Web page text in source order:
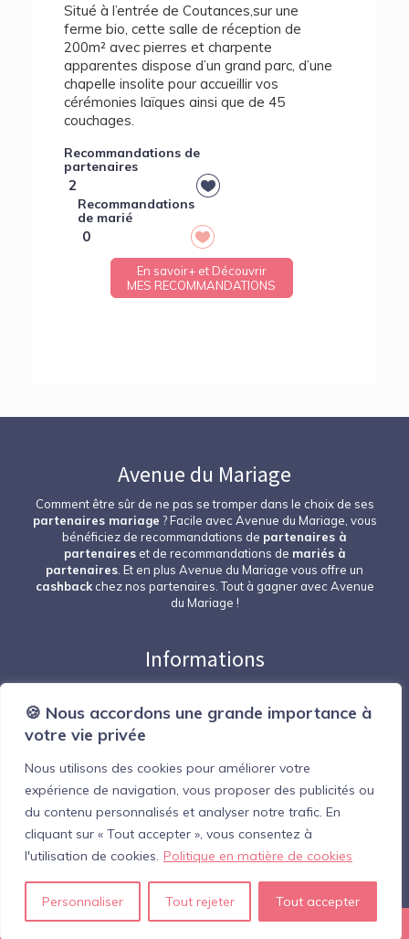
🍪 Nous accordons une grande importance à
votre vie privée
Nous utilisons des cookies pour améliorer votre
expérience de navigation, vous proposer des publicités ou
du contenu personnalisés et analyser notre trafic. En
cliquant sur « Tout accepter », vous consentez à
l'utilisation de cookies. Politique en matière de cookies
Personnaliser Tout rejeter Tout accepter
Situé à l’entrée de Coutances,sur une
ferme bio, cette salle de réception de
200m² avec pierres et charpente
apparentes dispose d’un grand parc, d’une
chapelle insolite pour accueillir vos
cérémonies laïques ainsi que de 45
couchages.
Recommandations de
partenaires
2
Recommandations
de marié
0
En savoir+ et Découvrir
MES RECOMMANDATIONS
Avenue du Mariage
Comment être sûr de ne pas se tromper dans le choix de ses
partenaires mariage ? Facile avec Avenue du Mariage, vous
bénéficiez de recommandations de partenaires à
partenaireset de recommandations de mariés à
partenaires . Et en plus Avenue du Mariage vous offre un
cashbackchez nos partenaires. Tout à gagner avec Avenue
du Mariage !
Informations
Espace professionnel
Mentions Légales
Suivez-nous
© 2026 - Avenue du Mariage